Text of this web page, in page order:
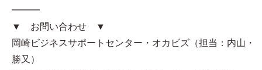
━━━
▼ お問い合わせ ▼
岡崎ビジネスサポートセンター・オカビズ（担当：内山・
勝又）